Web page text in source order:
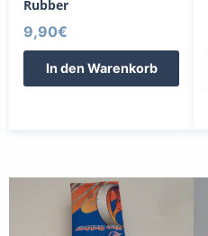
Rubber
9,90€
In den Warenkorb